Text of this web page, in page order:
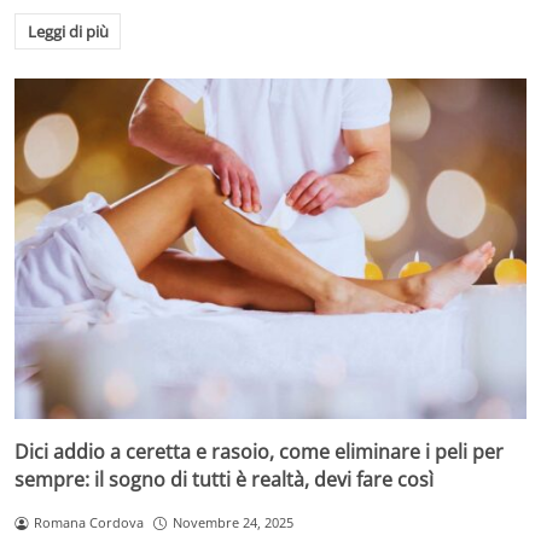
Sbrinare il freezer: il metodo con l’alluminio – velaincampania.it
Per applicare questa tecnica, si consiglia di
rivestire
completamente le pareti e i cassetti interni con fogli di
alluminio,assicurandosi che la superficie sia ben
coperta. Successivamente, si può procedere a sbrinare
bollente all’interno, e chiudendo la porta. Il calore
Leggi di più
Dici addio a ceretta e rasoio, come eliminare i peli per
sempre: il sogno di tutti è realtà, devi fare così
Romana Cordova Novembre 24, 2025